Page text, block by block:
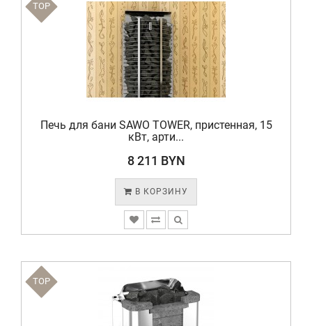
TOP
Печь для бани SAWO TOWER, пристенная, 15
кВт, арти...
8 211 BYN
В КОРЗИНУ
TOP